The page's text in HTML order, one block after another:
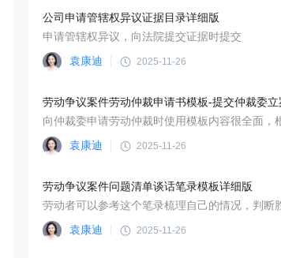
公司申请管辖权异议证据目录详细版
申请管辖权异议，向法院提交证据时提交
袁康迪 2025-11-26
劳动争议案件劳动仲裁申请书模板-提交仲裁委立
袁康迪 2025-11-26
劳动争议案件问题清单谈话笔录模板详细版
袁康迪 2025-11-26